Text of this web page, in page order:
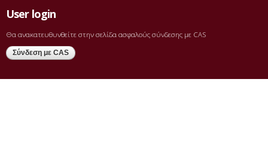
User login
Θα ανακατευθυνθείτε στην σελίδα ασφαλούς σύνδεσης με CAS